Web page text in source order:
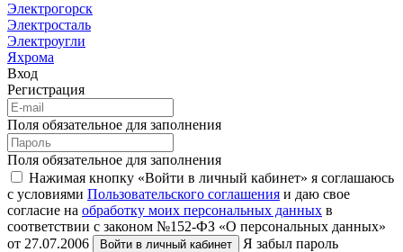
Электрогорск
Электросталь
Электроугли
Яхрома
Вход
Регистрация
Поля обязательное для заполнения
Поля обязательное для заполнения
Нажимая кнопку «Войти в личный кабинет» я соглашаюсь
с условиями Пользовательского соглашения и даю свое
согласие на обработку моих персональных данных в
соответствии с законом №152-ФЗ «О персональных данных»
от 27.07.2006
Войти в личный кабинет Я забыл пароль